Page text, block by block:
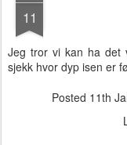
11
Jeg tror vi kan ha det
sjekk hvor dyp isen er
Posted 11th